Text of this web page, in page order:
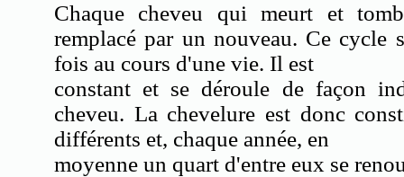
Chaque cheveu qui meurt et
remplacé par un nouveau. Ce cycle
fois au cours d'une vie. Il est
constant et se déroule de façon
cheveu. La chevelure est donc
différents et, chaque année, en
moyenne un quart d'entre eux se